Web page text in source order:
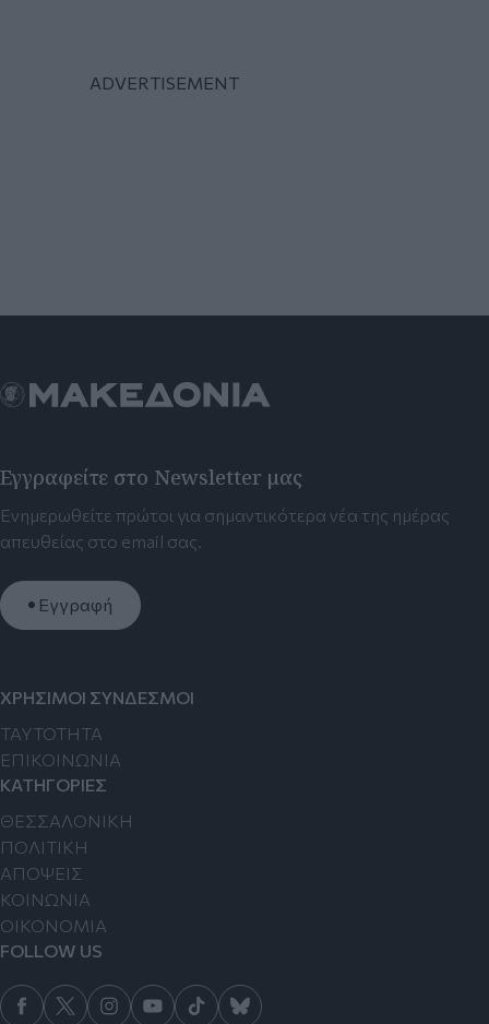
Εγγραφείτε στο Newsletter μας
Ενημερωθείτε πρώτοι για σημαντικότερα νέα της ημέρας
απευθείας στο email σας.
Εγγραφή
ΧΡΗΣΙΜΟΙ ΣΥΝΔΕΣΜΟΙ
TAYTOTHTA
ΕΠΙΚΟΙΝΩΝΙΑ
ΚΑΤΗΓΟΡΙΕΣ
ΘΕΣΣΑΛΟΝΙΚΗ
ΠΟΛΙΤΙΚΗ
ΑΠΟΨΕΙΣ
ΚΟΙΝΩΝΙΑ
ΟΙΚΟΝΟΜΙΑ
FOLLOW US